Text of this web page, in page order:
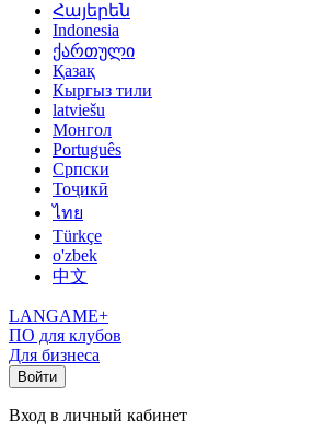
Հայերեն
Indonesia
ქართული
Қазақ
Кыргыз тили
latviešu
Монгол
Português
Српски
Тоҷикӣ
ไทย
Türkçe
o'zbek
中文
LANGAME+
ПО для клубов
Для бизнеса
Войти
Вход в личный кабинет